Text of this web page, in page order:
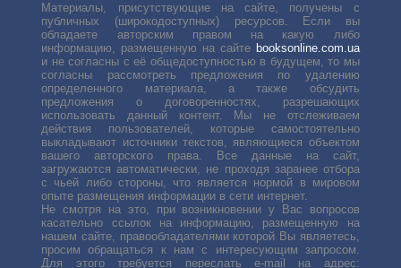
Материалы, присутствующие на сайте, получены с
публичных (широкодоступных) ресурсов. Если вы
обладаете авторским правом на какую либо
информацию, размещенную на сайте booksonline.com.ua
и не согласны с её общедоступностью в будущем, то мы
согласны рассмотреть предложения по удалению
определенного материала, а также обсудить
предложения о договоренностях, разрешающих
использовать данный контент. Мы не отслеживаем
действия пользователей, которые самостоятельно
выкладывают источники текстов, являющиеся объектом
вашего авторского права. Все данные на сайт,
загружаются автоматически, не проходя заранее отбора
с чьей либо стороны, что является нормой в мировом
опыте размещения информации в сети интернет.
Не смотря на это, при возникновении у Вас вопросов
касательно ссылок на информацию, размещенную на
нашем сайте, правообладателями которой Вы являетесь,
просим обращаться к нам с интересующим запросом.
Для этого требуется переслать е-mail на адрес: